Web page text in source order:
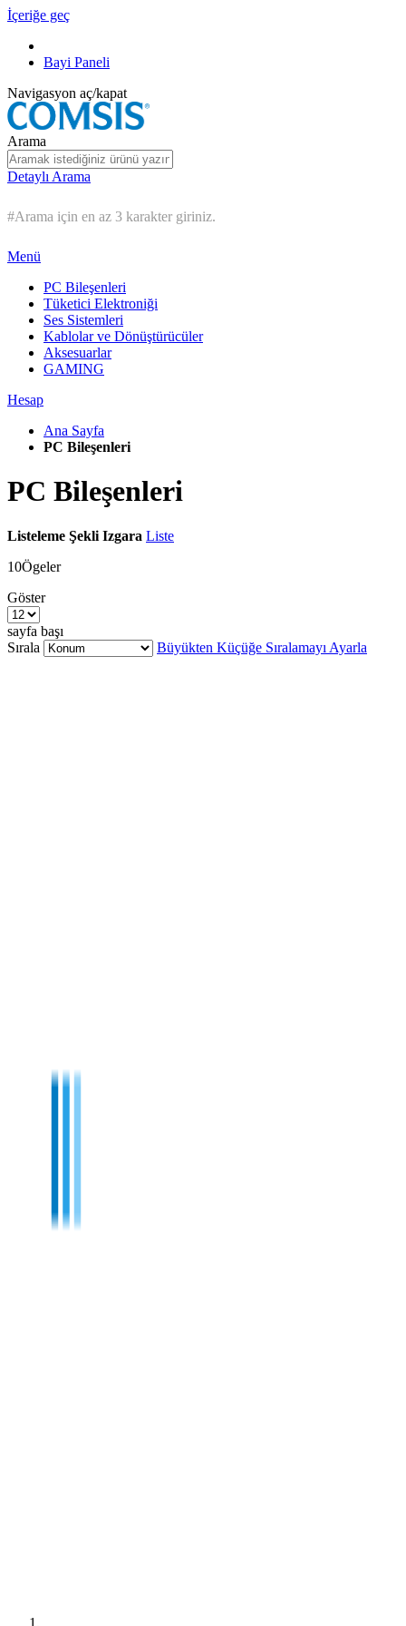
İçeriğe geç
Bayi Paneli
Navigasyon aç/kapat
Arama
Detaylı Arama
#Arama için en az 3 karakter giriniz.
Menü
PC Bileşenleri
Tüketici Elektroniği
Ses Sistemleri
Kablolar ve Dönüştürücüler
Aksesuarlar
GAMING
Hesap
Ana Sayfa
PC Bileşenleri
PC Bileşenleri
Listeleme Şekli Izgara Liste
10Ögeler
Göster
sayfa başı
Sırala
Büyükten Küçüğe Sıralamayı Ayarla